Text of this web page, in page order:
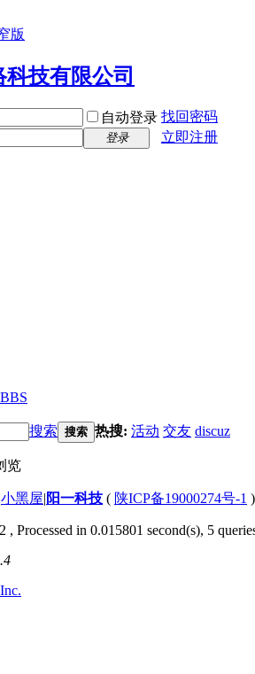
版
自动登录 找回密码
登录 立即注册
BBS
搜索 搜索 热搜: 活动 交友 discuz
览
小黑屋| 阳一科技 ( 陕ICP备19000274号-1 )
, Processed in 0.015801 second(s), 5